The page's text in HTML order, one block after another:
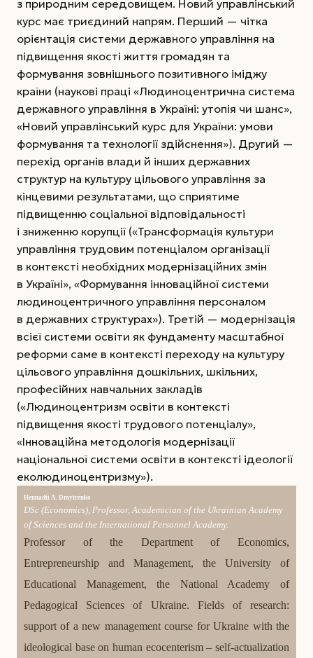
з природним середовищем. Новий управлінський
курс має триєдиний напрям. Перший — чітка
орієнтація системи державного управління на
підвищення якості життя громадян та
формування зовнішнього позитивного іміджу
країни (наукові праці «Людиноцентрична система
державного управління в Україні: утопія чи шанс»,
«Новий управлінський курс для України: умови
формування та технології здійснення»). Другий —
перехід органів влади й інших державних
структур на культуру цільового управління за
кінцевими результатами, що сприятиме
підвищенню соціальної відповідальності
і зниженню корупції («Трансформація культури
управління трудовим потенціалом організації
в контексті необхідних модернізаційних змін
в Україні», «Формування інноваційної системи
людиноцентричного управління персоналом
в державних структурах»). Третій — модернізація
всієї системи освіти як фундаменту масштабної
реформи саме в контексті переходу на культуру
цільового управління дошкільних, шкільних,
професійних навчальних закладів
(«Людиноцентризм освіти в контексті
підвищення якості трудового потенціалу»,
«Інноваційна методологія модернізації
національної системи освіти в контексті ідеології
еколюдиноцентризму»).
Hennadii A. Dmytrenko
DSc (Economics), Professor, Academician of the Ukrainian Academy
of Sciences and the International Personnel Academy.
Professor of the Department of Economics,
Entrepreneurship and Management, the University of
Educational Management, the National Academy of
Pedagogical Sciences of Ukraine. Fields of research:
support of a new management course for Ukraine with the
ideological base on human ecocenterism – self-actualization